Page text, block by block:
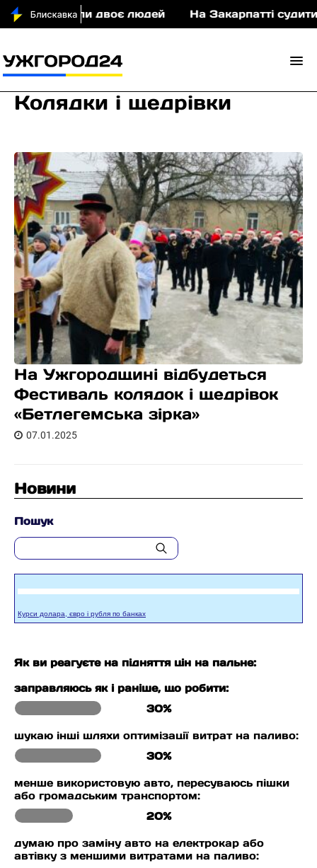
двоє людей На Закарпатті
Колядки і щедрівки
На Ужгородщині відбудеться
Фестиваль колядок і щедрівок
«Бетлегемська зірка»
07.01.2025
Новини
Пошук
Курси долара, євро і рубля по банках
Як ви реагуєте на підняття цін на пальне:
заправляюсь як і раніше, що робити:
30%
шукаю інші шляхи оптимізації витрат на паливо:
30%
менше використовую авто, пересуваюсь пішки
або громадським транспортом:
20%
думаю про заміну авто на електрокар або
автівку з меншими витратами на паливо: